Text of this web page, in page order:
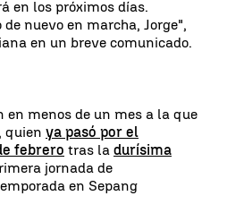
en los próximos días.
nuevo en marcha, Jorge",
en un breve comunicado.
en menos de un mes a la que
quien ya pasó por el
febrero tras la durísima
jornada de
en Sepang